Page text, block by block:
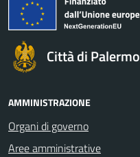
Città di Palermo
AMMINISTRAZIONE
Organi di governo
Aree amministrative